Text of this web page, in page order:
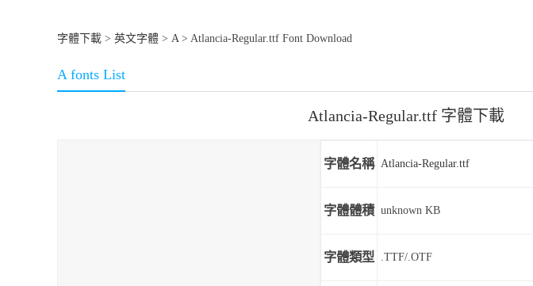
字體下載 > 英文字體 > A> Atlancia-Regular.ttf Font Download
A fonts List
Atlancia-Regular.ttf 字體下載
字體名稱 Atlancia-Regular.ttf
字體體積 unknown KB
字體類型 .TTF/.OTF